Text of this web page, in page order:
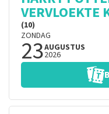
VERVLOEKTE
(10)
ZONDAG
23AUGUSTUS
2026